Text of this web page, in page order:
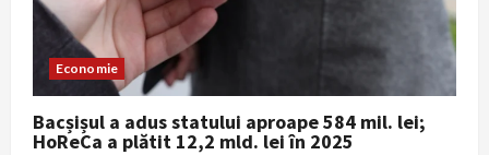
Economie
Bacșișul a adus statului aproape 584 mil. lei;
HoReCa a plătit 12,2 mld. lei în 2025